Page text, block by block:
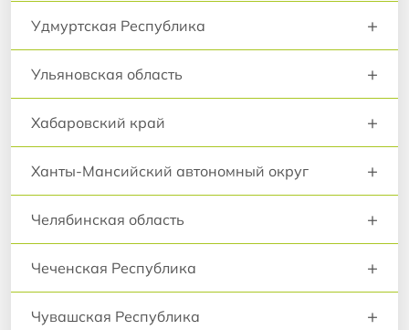
Удмуртская Республика +
Ульяновская область +
Хабаровский край +
Ханты-Мансийский автономный округ +
Челябинская область +
Чеченская Республика +
Чувашская Республика +